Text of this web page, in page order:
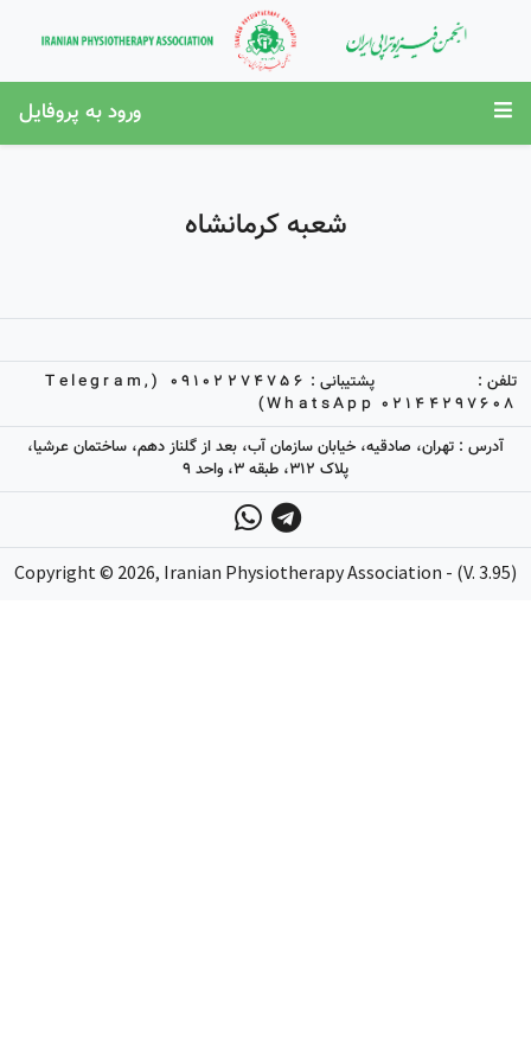
ورود به پروفایل
شعبه کرمانشاه
تلفن :
02144297608
پشتیبانی :
09102274756 (Telegram,
WhatsApp)
آدرس : تهران، صادقیه، خیابان سازمان آب، بعد از گلناز دهم، ساختمان عرشیا،
پلاک 312، طبقه 3، واحد 9
Copyright © 2026, Iranian Physiotherapy Association - (V. 3.95)